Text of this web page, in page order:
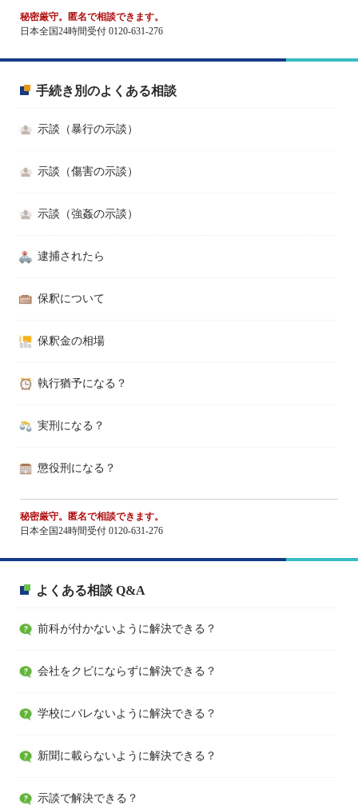
秘密厳守。匿名で相談できます。
日本全国24時間受付 0120-631-276
手続き別のよくある相談
示談（暴行の示談）
示談（傷害の示談）
示談（強姦の示談）
逮捕されたら
保釈について
保釈金の相場
執行猶予になる？
実刑になる？
懲役刑になる？
秘密厳守。匿名で相談できます。
日本全国24時間受付 0120-631-276
よくある相談 Q&A
前科が付かないように解決できる？
会社をクビにならずに解決できる？
学校にバレないように解決できる？
新聞に載らないように解決できる？
示談で解決できる？